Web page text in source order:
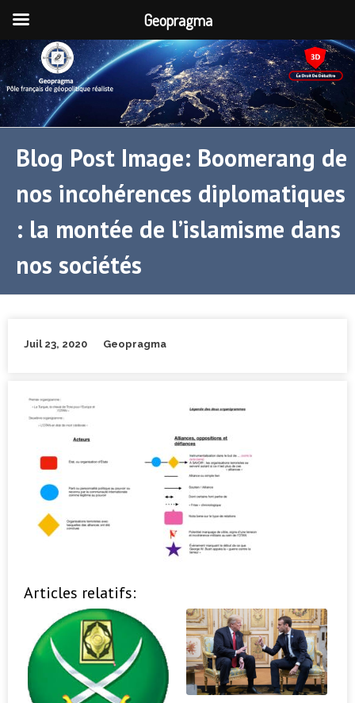
Blog Post Image: Boomerang de
nos incohérences diplomatiques
: la montée de l’islamisme dans
nos sociétés
Juil 23, 2020 Geopragma
Articles relatifs:
Geopragma